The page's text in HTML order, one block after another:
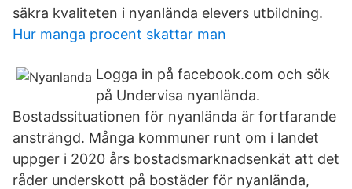
säkra kvaliteten i nyanlända elevers utbildning.
Hur manga procent skattar man
Logga in på facebook.com och sök
på Undervisa nyanlända.
Bostadssituationen för nyanlända är fortfarande
ansträngd. Många kommuner runt om i landet
uppger i 2020 års bostadsmarknadsenkät att det
råder underskott på bostäder för nyanlända,